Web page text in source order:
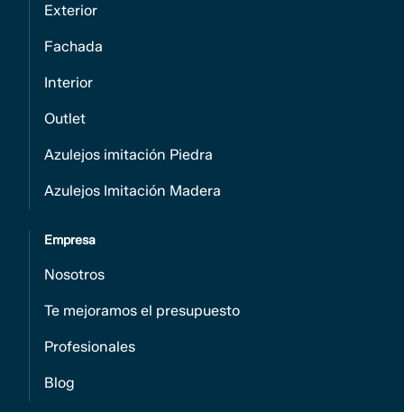
Exterior
Fachada
Interior
Outlet
Azulejos imitación Piedra
Azulejos Imitación Madera
Empresa
Nosotros
Te mejoramos el presupuesto
Profesionales
Blog